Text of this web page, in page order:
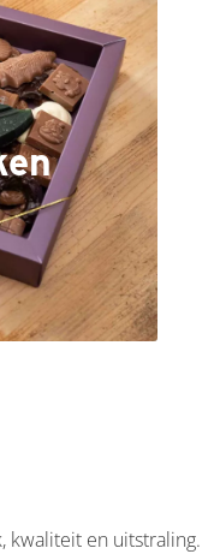
kwaliteit en uitstraling.